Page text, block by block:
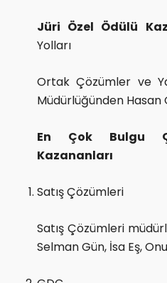
Jüri Özel Ödülü
Yolları
Ortak Çözümler ve
Müdürlüğünden Hasan
En Çok Bulgu
Kazananları
Satış Çözümleri
Satış Çözümleri
Selman Gün, İsa Eş,